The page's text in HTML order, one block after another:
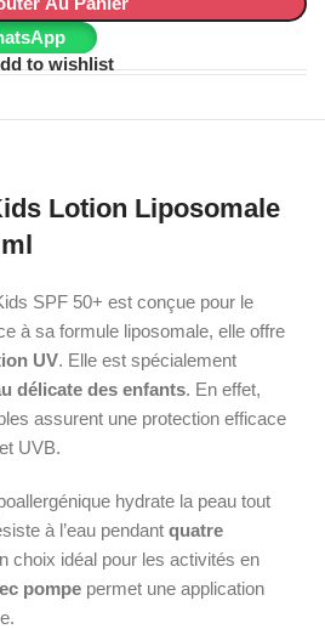
to wishlist
Lotion Liposomale
SPF 50+ est conçue pour le
à sa formule liposomale, elle offre
UV. Elle est spécialement
délicate des enfants. En effet,
assurent une protection efficace
UVB.
hydrate la peau tout
à l’eau pendantquatre
choix idéal pour les activités en
pompe permet une application